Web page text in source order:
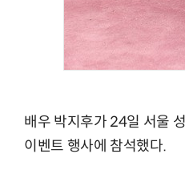
배우 박지후가 24일 서울
이벤트 행사에 참석했다.